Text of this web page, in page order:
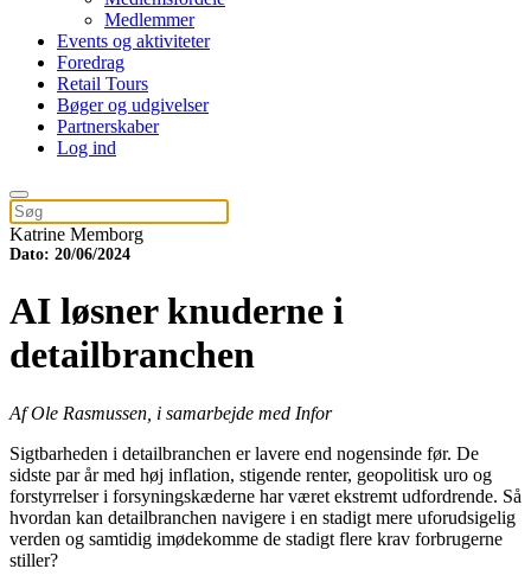
Medlemmer
Events og aktiviteter
Foredrag
Retail Tours
Bøger og udgivelser
Partnerskaber
Log ind
Katrine Memborg
Dato: 20/06/2024
AI løsner knuderne i
detailbranchen
Af Ole Rasmussen, i samarbejde med Infor
Sigtbarheden i detailbranchen er lavere end nogensinde før. De
sidste par år med høj inflation, stigende renter, geopolitisk uro og
forstyrrelser i forsyningskæderne har været ekstremt udfordrende. Så
hvordan kan detailbranchen navigere i en stadigt mere uforudsigelig
verden og samtidig imødekomme de stadigt flere krav forbrugerne
stiller?